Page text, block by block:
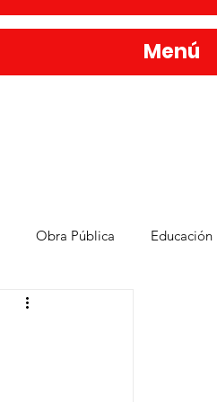
Obra Pública Educación
Bienestar y Desarrollo Social
Menú